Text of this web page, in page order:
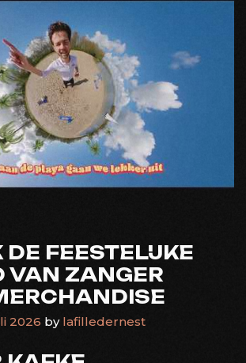
FEESTELIJKE
VAN ZANGER
2026 by lafilledernest